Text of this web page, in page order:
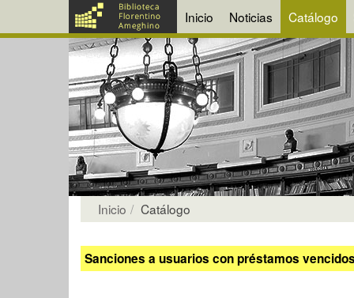
Inicio Noticias Catálogo
Inicio Catálogo
Sanciones a usuarios con préstamos